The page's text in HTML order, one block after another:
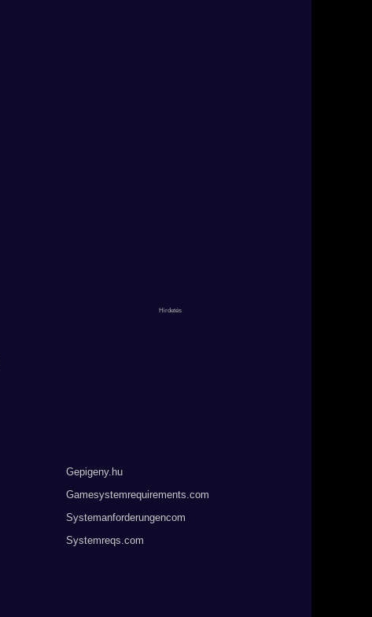
Gepigeny.hu
Gamesystemrequirements.com
Systemanforderungencom
Systemreqs.com